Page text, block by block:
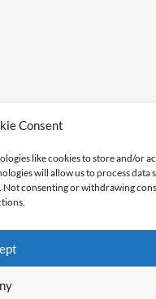
Consent
like cookies to store and/or
will allow us to process data
consenting or withdrawing